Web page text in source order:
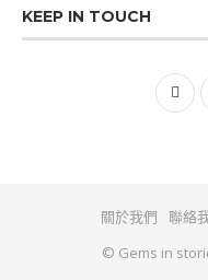
KEEP IN TOUCH
關於我們 聯絡
© Gems in